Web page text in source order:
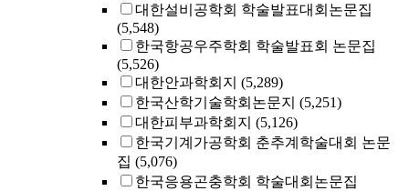
대한설비공학회 학술발표대회논문집
(5,548)
한국항공우주학회 학술발표회 논문집
(5,526)
대한안과학회지 (5,289)
한국산학기술학회논문지 (5,251)
대한피부과학회지 (5,126)
한국기계가공학회 춘추계학술대회 논문
집 (5,076)
한국응용곤충학회 학술대회논문집